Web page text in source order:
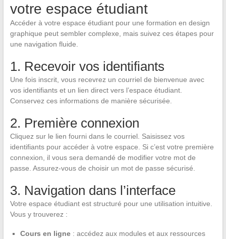
votre espace étudiant
Accéder à votre espace étudiant pour une formation en design
graphique peut sembler complexe, mais suivez ces étapes pour
une navigation fluide.
1. Recevoir vos identifiants
Une fois inscrit, vous recevrez un courriel de bienvenue avec
vos identifiants et un lien direct vers l’espace étudiant.
Conservez ces informations de manière sécurisée.
2. Première connexion
Cliquez sur le lien fourni dans le courriel. Saisissez vos
identifiants pour accéder à votre espace. Si c’est votre première
connexion, il vous sera demandé de modifier votre mot de
passe. Assurez-vous de choisir un mot de passe sécurisé.
3. Navigation dans l’interface
Votre espace étudiant est structuré pour une utilisation intuitive.
Vous y trouverez :
Cours en ligne: accédez aux modules et aux ressources